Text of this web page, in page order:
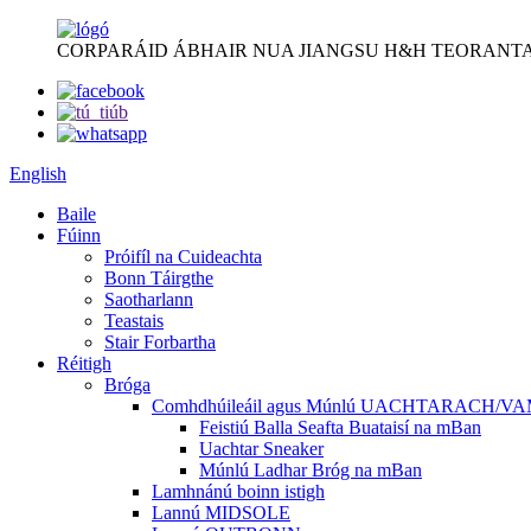
CORPARÁID ÁBHAIR NUA JIANGSU H&H
English
Baile
Fúinn
Próifíl na Cuideachta
Bonn Táirgthe
Saotharlann
Teastais
Stair Forbartha
Réitigh
Bróga
Comhdhúileáil agus Múnlú UACHTARACH/
Feistiú Balla Seafta Buataisí na mBan
Uachtar Sneaker
Múnlú Ladhar Bróg na mBan
Lamhnánú boinn istigh
Lannú MIDSOLE